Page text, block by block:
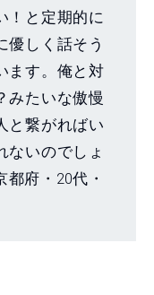
！と定期的に
優しく話そう
ます。俺と対
みたいな傲慢
と繋がればい
いのでしょ
府・20代・